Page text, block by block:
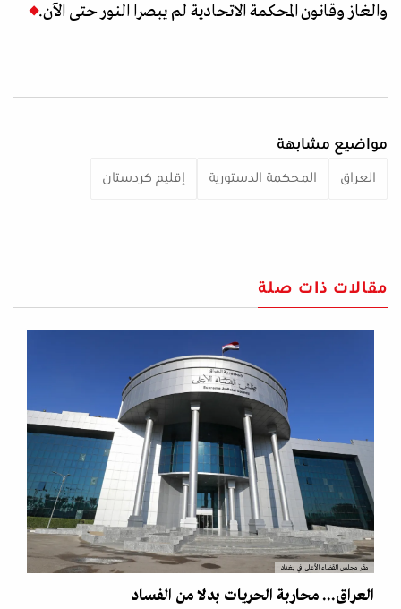
والغاز وقانون المحكمة الاتحادية لم يبصرا النور حتى الآن.
مواضيع مشابهة
العراق المحكمة الدستورية إقليم كردستان
مقالات ذات صلة
مقر مجلس القضاء الأعلى في بغداد
العراق... محاربة الحريات بدلا من الفساد